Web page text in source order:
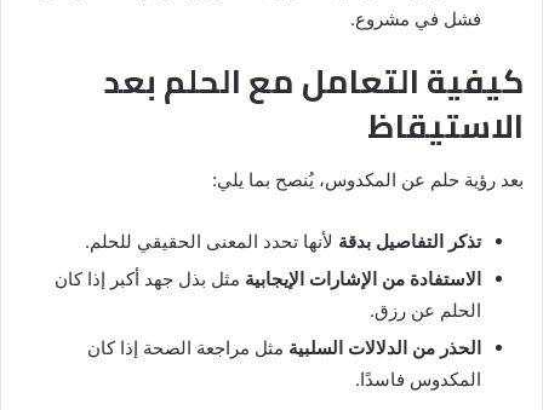
فشل في مشروع.
كيفية التعامل مع الحلم بعد
الاستيقاظ
بعد رؤية حلم عن المكدوس، يُنصح بما يلي:
تذكر التفاصيل بدقة لأنها تحدد المعنى الحقيقي للحلم.
الاستفادة من الإشارات الإيجابية مثل بذل جهد أكبر إذا كان
الحلم عن رزق.
الحذر من الدلالات السلبية مثل مراجعة الصحة إذا كان
المكدوس فاسدًا.